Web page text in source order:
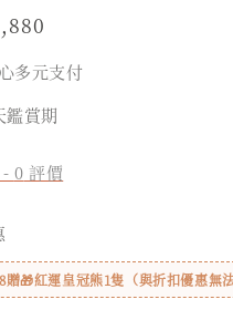
多元支付
鑑賞期
- 0 評價
贈🎁紅運皇冠熊1隻（與折扣優惠無法